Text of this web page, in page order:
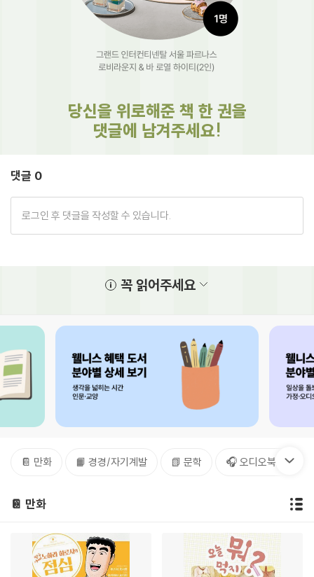
당신을 위로해준 책 한 권을
댓글에 남겨주세요!
댓글 0
꼭 읽어주세요
📔 만화 📙 경경/자기계발 📗 문학 🎧 오디오북/가정
📔 만화